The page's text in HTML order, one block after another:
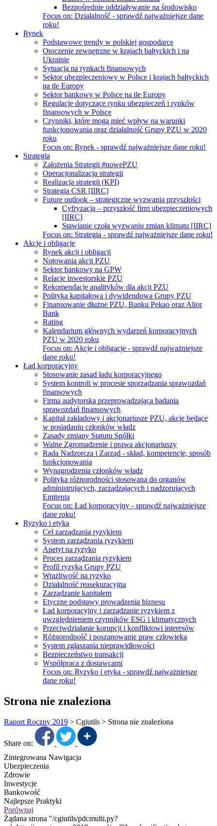
Bezpośrednie oddziaływanie na środowisko
Focus on: Działalność - sprawdź najważniejsze dane
roku!
Rynek
Podstawowe trendy w polskiej gospodarce
Otoczenie zewnętrzne w krajach bałtyckich i na
Ukrainie
Sytuacja na rynkach finansowych
Sektor ubezpieczeniowy w Polsce i krajach bałtyckich
na tle Europy
Sektor bankowy w Polsce na tle Europy
Regulacje dotyczące rynku ubezpieczeń i rynków
finansowych w Polsce
Czynniki, które mogą mieć wpływ na warunki
funkcjonowania oraz działalność Grupy PZU w 2020
roku
Focus on: Rynek - sprawdź najważniejsze dane roku!
Strategia
Założenia Strategii #nowePZU
Operacjonalizacja strategii
Realizacja strategii (KPI)
Strategia CSR [IIRC]
Future outlook – strategiczne wyzwania przyszłości
Cyfryzacja – przyszłość firm ubezpieczeniowych
[IIRC]
Stawianie czoła wyzwaniu zmian klimatu [IIRC]
Focus on: Strategia - sprawdź najważniejsze dane roku!
Akcje i obligacje
Rynek akcji i obligacji
Notowania akcji PZU
Sektor bankowy na GPW
Relacje inwestorskie PZU
Rekomendacje analityków dla akcji PZU
Polityka kapitałowa i dywidendowa Grupy PZU
Finansowanie dłużne PZU, Banku Pekao oraz Alior
Bank
Rating
Kalendarium głównych wydarzeń korporacyjnych
PZU w 2020 roku
Focus on: Akcje i obligacje - sprawdź najważniejsze
dane roku!
Ład korporacyjny
Stosowanie zasad ładu korporacyjnego
System kontroli w procesie sporządzania sprawozdań
finansowych
Firma audytorska przeprowadzająca badania
sprawozdań finansowych
Kapitał zakładowy i akcjonariusze PZU, akcje będące
w posiadaniu członków władz
Zasady zmiany Statutu Spółki
Walne Zgromadzenie i prawa akcjonariuszy
Rada Nadzorcza i Zarząd - skład, kompetencje, sposób
funkcjonowania
Wynagrodzenia członków władz
Polityka różnorodności stosowana do organów
administrujących, zarządzających i nadzorujących
Emitenta
Focus on: Ład korporacyjny - sprawdź najważniejsze
dane roku!
Ryzyko i etyka
Cel zarządzania ryzykiem
System zarządzania ryzykiem
Apetyt na ryzyko
Proces zarządzania ryzykiem
Profil ryzyka Grupy PZU
Wrażliwość na ryzyko
Działalność reasekuracyjna
Zarządzanie kapitałem
Etyczne podstawy prowadzenia biznesu
Ład korporacyjny i zarządzanie ryzykiem z
uwzględnieniem czynników ESG i klimatycznych
Przeciwdziałanie korupcji i konfliktowi interesów
Różnorodność i poszanowanie praw człowieka
System zgłaszania nieprawidłowości
Bezpieczeństwo transakcji
Współpraca z dostawcami
Focus on: Ryzyko i etyka - sprawdź najważniejsze
dane roku!
Strona nie znaleziona
Raport Roczny 2019 > Cgiutils > Strona nie znaleziona
Share on:
Zintegrowana Nawigacja
Ubezpieczenia
Zdrowie
Inwestycje
Bankowość
Najlepsze Praktyki
Porównaj
Żądana strona "/cgiutils/pdcmulti.py?